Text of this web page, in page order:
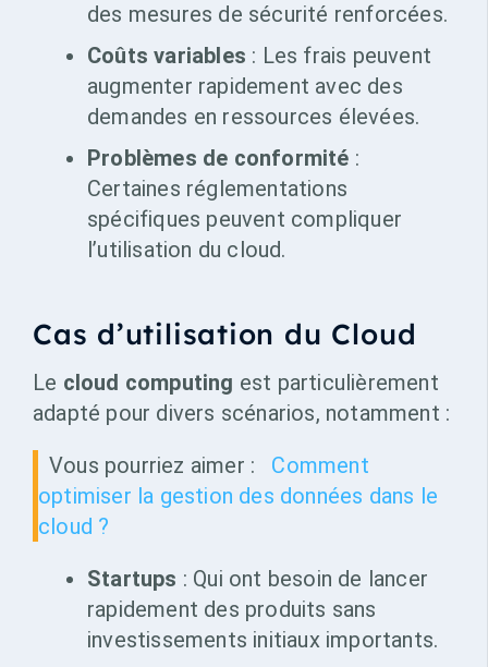
des mesures de sécurité renforcées.
Coûts variables : Les frais peuvent
augmenter rapidement avec des
demandes en ressources élevées.
Problèmes de conformité :
Certaines réglementations
spécifiques peuvent compliquer
l’utilisation du cloud.
Cas d’utilisation du Cloud
Le cloud computing est particulièrement
adapté pour divers scénarios, notamment :
Vous pourriez aimer :
Comment
optimiser la gestion des données dans le
cloud ?
Startups : Qui ont besoin de lancer
rapidement des produits sans
investissements initiaux importants.